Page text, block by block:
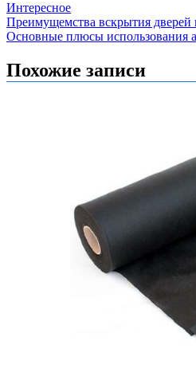
Интересное
Навигация
по
записям
Преимущемства вскрытия дверей
Основные плюсы использования
Похожие записи